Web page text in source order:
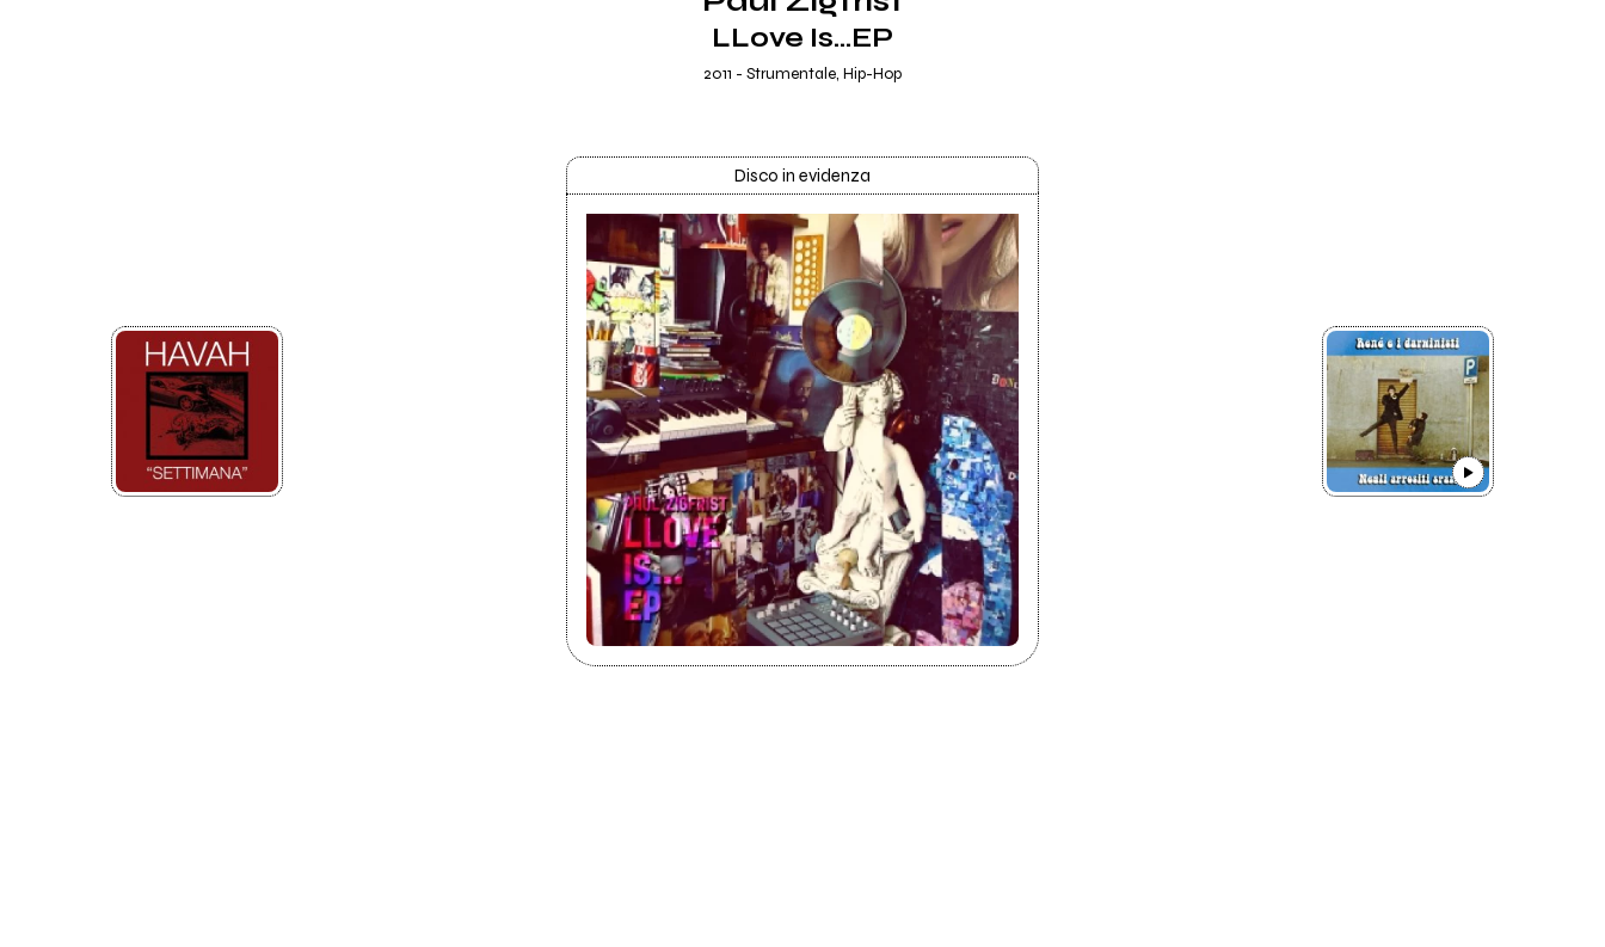
LLove Is...EP
2011 - Strumentale, Hip-Hop
Disco in evidenza